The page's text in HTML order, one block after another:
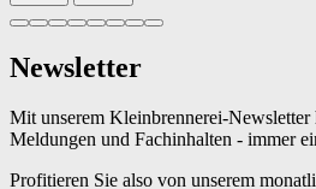
Newsletter
Mit unserem Kleinbrennerei-
Meldungen und Fachinhalten - immer
Profitieren Sie also von unserem